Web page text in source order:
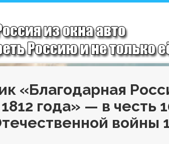
«Благодарная
года» — в честь
войны